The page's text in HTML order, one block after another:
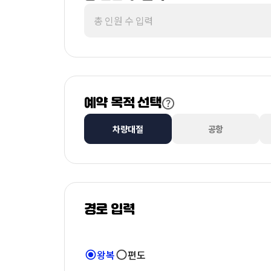
예약 목적 선택
차량대절 공항
경로 입력
왕복 편도